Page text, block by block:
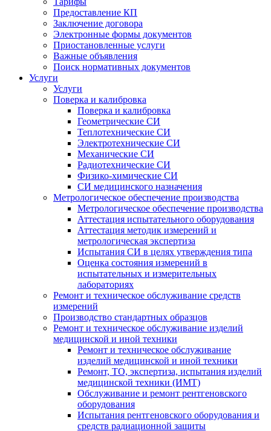
Предоставление КП
Заключение договора
Электронные формы документов
Приостановленные услуги
Важные объявления
Поиск нормативных документов
Услуги
Услуги
Поверка и калибровка
Поверка и калибровка
Геометрические СИ
Теплотехнические СИ
Электротехнические СИ
Механические СИ
Радиотехнические СИ
Физико-химические СИ
СИ медицинского назначения
Метрологическое обеспечение производства
Метрологическое обеспечение производства
Аттестация испытательного оборудования
Аттестация методик измерений и
метрологическая экспертиза
Испытания СИ в целях утверждения типа
Оценка состояния измерений в
испытательных и измерительных
лабораториях
Ремонт и техническое обслуживание средств
измерений
Производство стандартных образцов
Ремонт и техническое обслуживание изделий
медицинской и иной техники
Ремонт и техническое обслуживание
изделий медицинской и иной техники
Ремонт, ТО, экспертиза, испытания изделий
медицинской техники (ИМТ)
Обслуживание и ремонт рентгеновского
оборудования
Испытания рентгеновского оборудования и
средств радиационной защиты